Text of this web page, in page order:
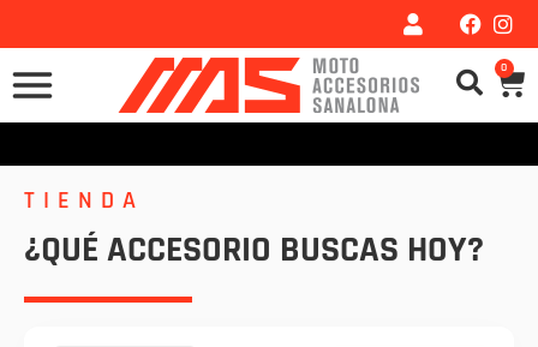
al
contenido
0
TIENDA
¿QUÉ ACCESORIO BUSCAS HOY?